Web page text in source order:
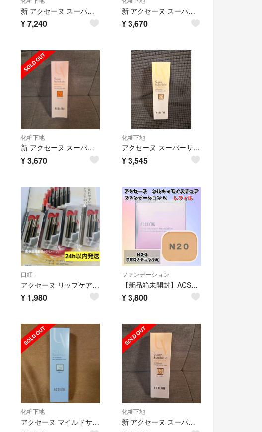
新 アクセーヌ スーパーサンシールド ブライトヴェール クリームベージュ 2点
¥7,240
新 アクセーヌ スーパーサンシールド ブライトヴェール クリームベージュ 1点
¥3,670
化粧下地
新 アクセーヌ スーパーサンシールド ブライトヴェール ピンクベージュ 01
¥3,670
化粧下地
アクセーヌ スーパーサンシールド ブライトヴェール クリームベージュ 02 1点
¥3,545
口紅
アクセーヌ リップケア ルージュ 口紅 リップ 赤 ピンク ブラウン ブラシ付き リップケアルージュ
¥ 1,980
ファンデーション
【新品箱未開封】ACSEINE アクセーヌ シルキィモイスチュア ファンデーション N 【N20】 リフィル
¥3,800
化粧下地
アクセーヌ マイルドサンシールド 日焼け止め 化粧下地 22g 1点
化粧下地
新 アクセーヌ スーパーサンシールド ブライトヴェール クリームベージュ 1点